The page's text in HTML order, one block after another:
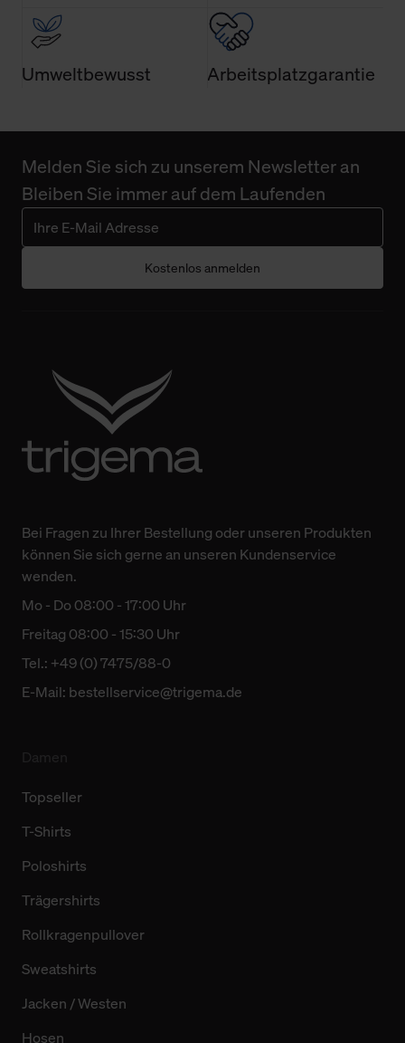
Umweltbewusst Arbeitsplatzgarantie
Melden Sie sich zu unserem Newsletter an
Bleiben Sie immer auf dem Laufenden
Kostenlos anmelden
Bei Fragen zu Ihrer Bestellung oder unseren Produkten
können Sie sich gerne an unseren Kundenservice
wenden.
Mo - Do 08:00 - 17:00 Uhr
Freitag 08:00 - 15:30 Uhr
Tel.: +49 (0) 7475/88-0
E-Mail: bestellservice@trigema.de
Topseller
T-Shirts
Poloshirts
Trägershirts
Rollkragenpullover
Sweatshirts
Jacken / Westen
Hosen